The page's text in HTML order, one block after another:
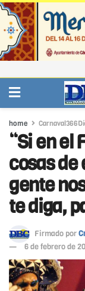
home
“Si en el
cosas de
gente
te diga,
Firmado por
6 de febrero de